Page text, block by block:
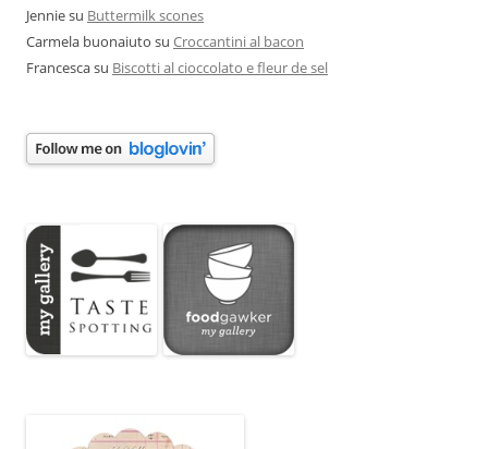
Jenniesu Buttermilk scones
Carmela buonaiuto su Croccantini al bacon
Francescasu Biscotti al cioccolato e fleur de sel